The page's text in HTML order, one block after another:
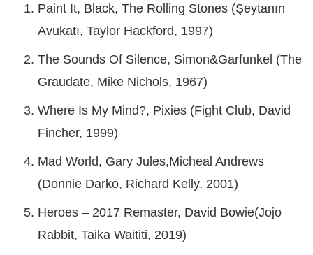
Paint It, Black, The Rolling Stones (Şeytanın
Avukatı, Taylor Hackford, 1997)
The Sounds Of Silence, Simon&Garfunkel (The
Graudate, Mike Nichols, 1967)
Where Is My Mind?, Pixies (Fight Club, David
Fincher, 1999)
Mad World, Gary Jules,Micheal Andrews
(Donnie Darko, Richard Kelly, 2001)
Heroes – 2017 Remaster, David Bowie(Jojo
Rabbit, Taika Waititi, 2019)